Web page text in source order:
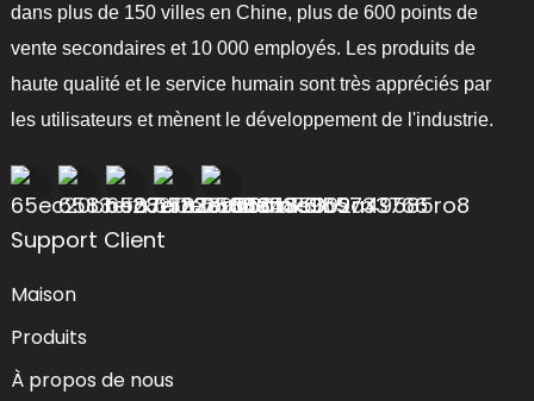
dans plus de 150 villes en Chine, plus de 600 points de
vente secondaires et 10 000 employés. Les produits de
haute qualité et le service humain sont très appréciés par
les utilisateurs et mènent le développement de l'industrie.
Support Client
Maison
Produits
À propos de nous